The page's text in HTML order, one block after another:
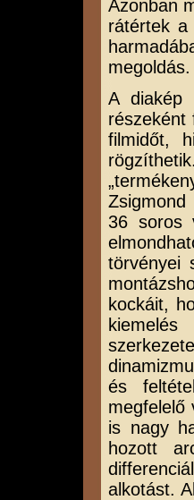
Azonban
rátértek a
megoldás.
A diakép
részeként
filmidőt,
Zsigmond
36 soros
törvényei
kockáit,
és
megfelelő
is nagy
hozott
alkotást.